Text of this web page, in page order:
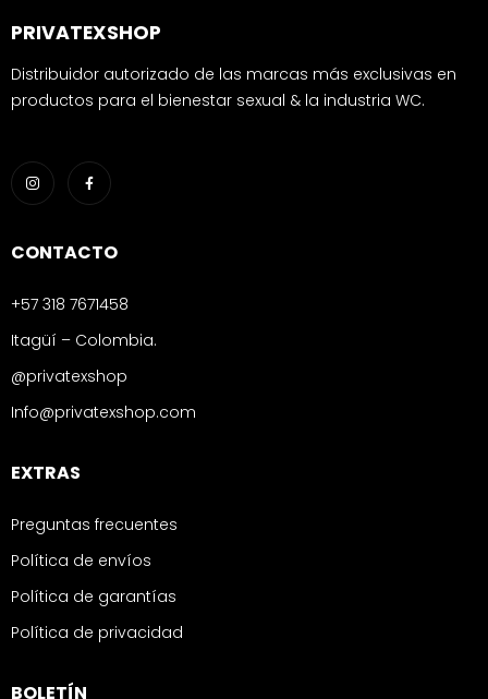
PRIVATEXSHOP
Distribuidor autorizado de las marcas más exclusivas en
productos para el bienestar sexual & la industria WC.
CONTACTO
+57 318 7671458
Itagüí – Colombia.
@privatexshop
Info@privatexshop.com
EXTRAS
Preguntas frecuentes
Política de envíos
Política de garantías
Política de privacidad
BOLETÍN